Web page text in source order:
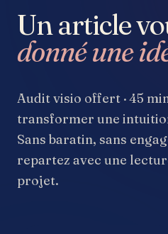
Un article
donné une
Audit visio offert · 45
transformer une
Sans baratin, sans
repartez avec une
projet.